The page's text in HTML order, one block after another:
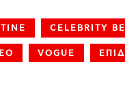
CELEBRITY
VOGUE